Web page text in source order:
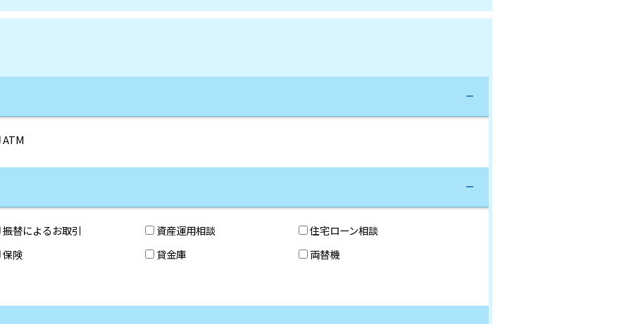
ATM
振替によるお取引 資産運用相談
住宅ローン相談
保険 貸金庫
両替機